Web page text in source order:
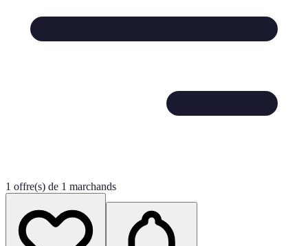
1 offre(s) de 1 marchands